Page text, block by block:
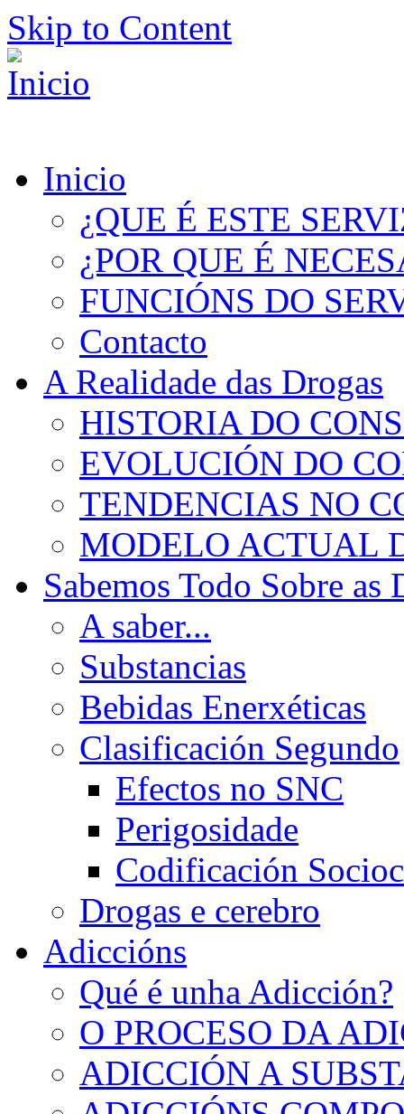
Skip to Content
Inicio
¿QUE É ESTE
¿POR QUE É
FUNCIÓNS DO
Contacto
A Realidade das Drogas
HISTORIA DO
EVOLUCIÓN DO
TENDENCIAS NO
MODELO ACTUAL
Sabemos Todo Sobre as
A saber...
Substancias
Bebidas Enerxéticas
Clasificación Segundo
Efectos no SNC
Perigosidade
Codificación
Drogas e cerebro
Adiccións
Qué é unha Adicción?
O PROCESO DA
ADICCIÓN A